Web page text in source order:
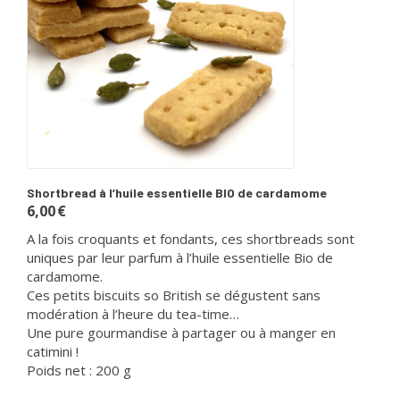
Shortbread à l’huile essentielle BIO de cardamome
6,00€
A la fois croquants et fondants, ces shortbreads sont
uniques par leur parfum à l’huile essentielle Bio de
cardamome.
Ces petits biscuits so British se dégustent sans
modération à l’heure du tea-time…
Une pure gourmandise à partager ou à manger en
catimini !
Poids net : 200 g